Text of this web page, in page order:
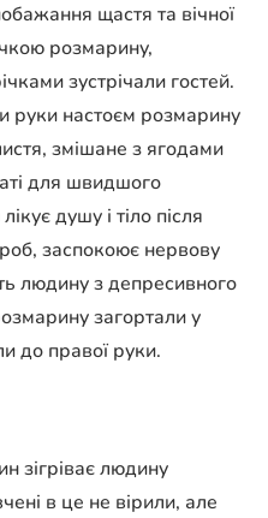
щастя та вічної
розмарину,
зустрічали гостей.
руки настоєм розмарину
змішане з ягодами
для швидшого
душу і тіло після
заспокоює нервову
людину з депресивного
загортали у
до правої руки.
зігріває людину
в це не вірили, але